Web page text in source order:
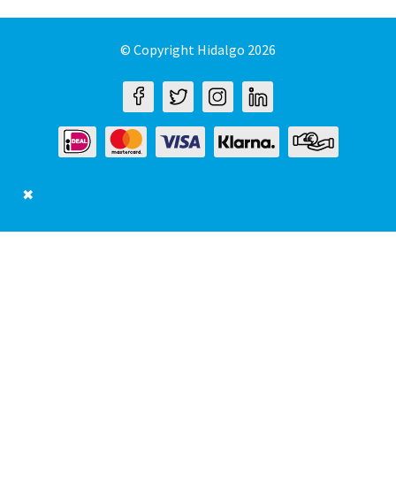
© Copyright Hidalgo 2026
✖